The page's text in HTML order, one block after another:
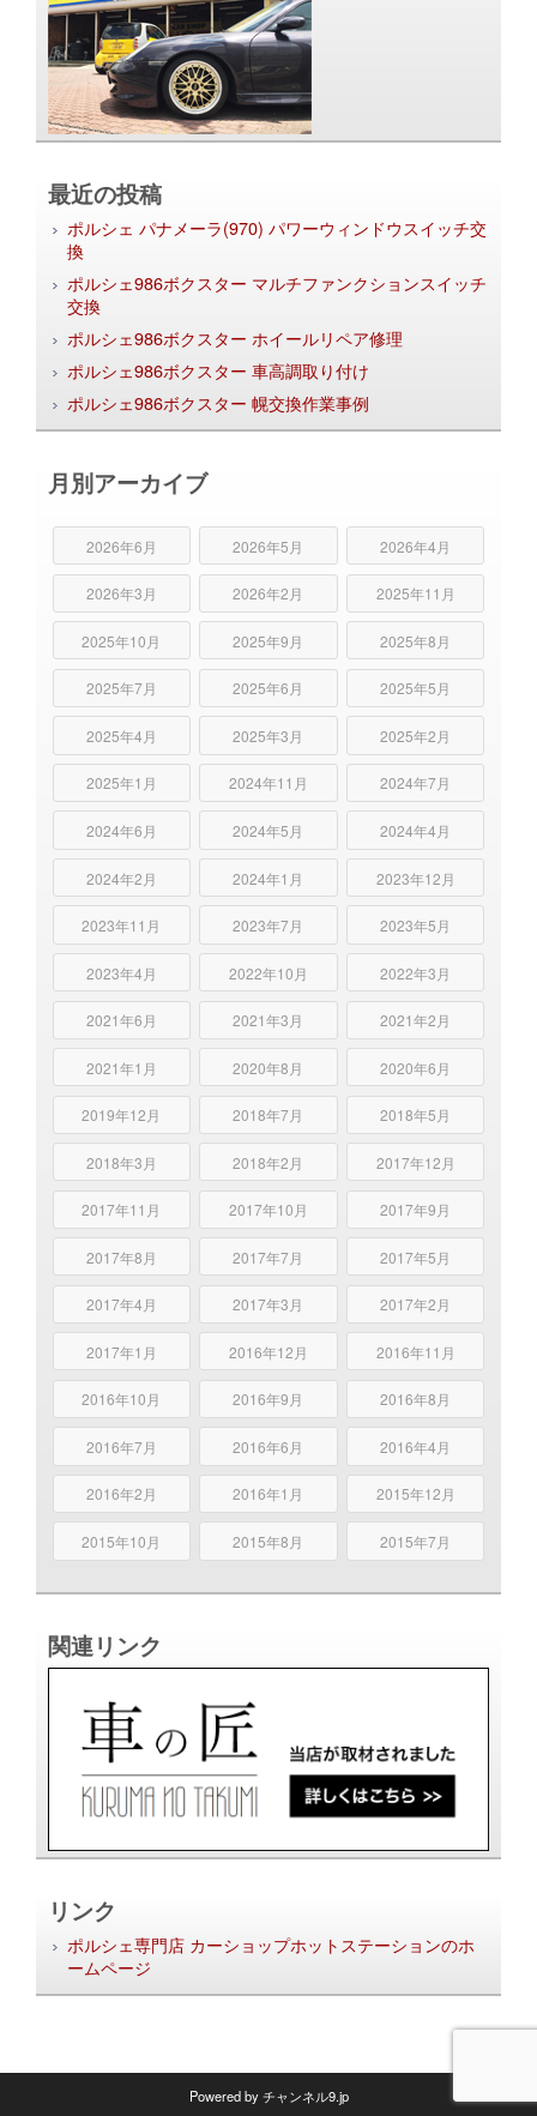
最近の投稿
ポルシェ パナメーラ(970) パワーウィンドウスイッチ交
換
ポルシェ986ボクスター マルチファンクションスイッチ
交換
ポルシェ986ボクスター ホイールリペア修理
ポルシェ986ボクスター 車高調取り付け
ポルシェ986ボクスター 幌交換作業事例
月別アーカイブ
2026年6月 2026年5月 2026年4月
2026年3月 2026年2月 2025年11月
2025年10月 2025年9月 2025年8月
2025年7月 2025年6月 2025年5月
2025年4月 2025年3月 2025年2月
2025年1月 2024年11月 2024年7月
2024年6月 2024年5月 2024年4月
2024年2月 2024年1月 2023年12月
2023年11月 2023年7月 2023年5月
2023年4月 2022年10月 2022年3月
2021年6月 2021年3月 2021年2月
2021年1月 2020年8月 2020年6月
2019年12月 2018年7月 2018年5月
2018年3月 2018年2月 2017年12月
2017年11月 2017年10月 2017年9月
2017年8月 2017年7月 2017年5月
2017年4月 2017年3月 2017年2月
2017年1月 2016年12月 2016年11月
2016年10月 2016年9月 2016年8月
2016年7月 2016年6月 2016年4月
2016年2月 2016年1月 2015年12月
2015年10月 2015年8月 2015年7月
関連リンク
リンク
ポルシェ専門店 カーショップホットステーションのホ
ームページ
Powered byチャンネル9.jp